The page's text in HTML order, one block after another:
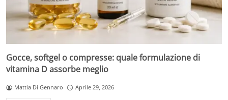
Gocce, softgel o compresse: quale formulazione di
vitamina D assorbe meglio
Mattia Di Gennaro Aprile 29, 2026